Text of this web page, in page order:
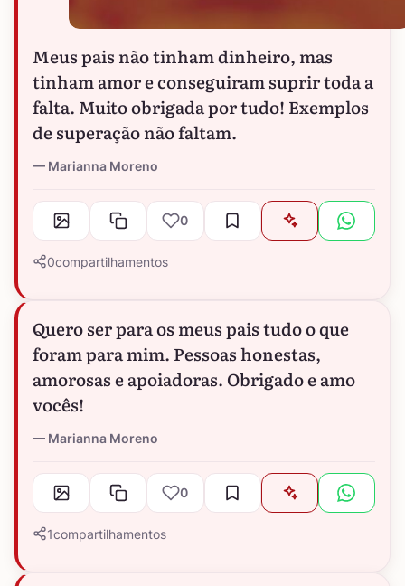
Meus pais não tinham dinheiro, mas
tinham amor e conseguiram suprir toda a
falta. Muito obrigada por tudo! Exemplos
de superação não faltam.
Marianna Moreno
0
0compartilhamentos
Quero ser para os meus pais tudo o que
foram para mim. Pessoas honestas,
amorosas e apoiadoras. Obrigado e amo
vocês!
Marianna Moreno
0
1compartilhamentos